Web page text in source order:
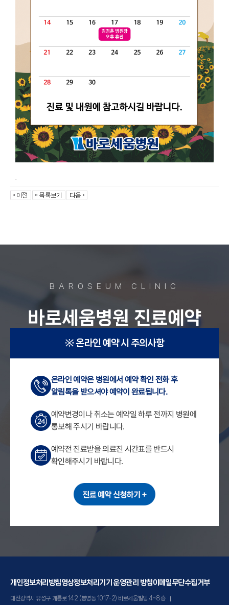
BAROSEUM CLINIC
바로세움병원 진료예약
※ 온라인 예약 시 주의사항
온라인 예약은 병원에서 예약 확인 전화 후
알림톡을 받으셔야 예약이 완료됩니다.
예약변경이나 취소는 예약일 하루 전까지 병원에
통보해 주시기 바랍니다.
예약전 진료받을 의료진 시간표를 반드시
확인해주시기 바랍니다.
개인정보처리방침영상정보처리기기 운영관리 방침이메일무단수집거부
대전광역시 유성구 계룡로 142 (봉명동 1017-2) 바로세움빌딩 4~8층